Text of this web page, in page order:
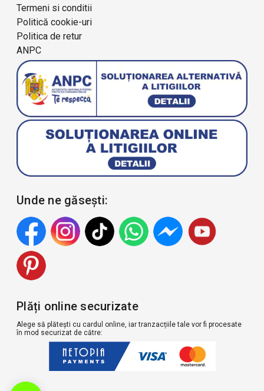
Termeni si conditii
Politică cookie-uri
Politica de retur
ANPC
Unde ne găsești:
Plăți online securizate
Alege să plătești cu cardul online, iar tranzacțiile tale vor fi procesate
în mod securizat de către: